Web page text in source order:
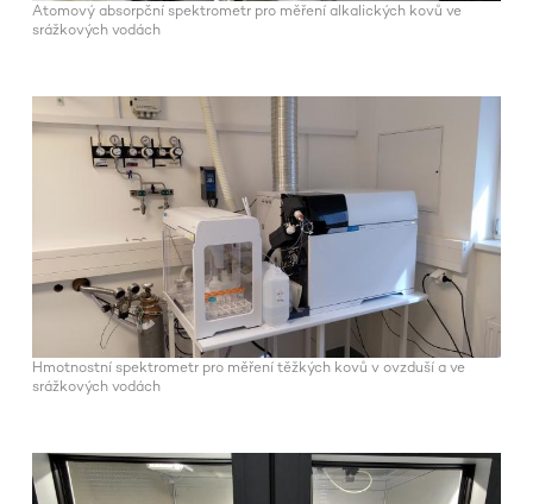
Atomový absorpční spektrometr pro měření alkalických kovů ve
srážkových vodách
Hmotnostní spektrometr pro měření těžkých kovů v ovzduší a ve
srážkových vodách